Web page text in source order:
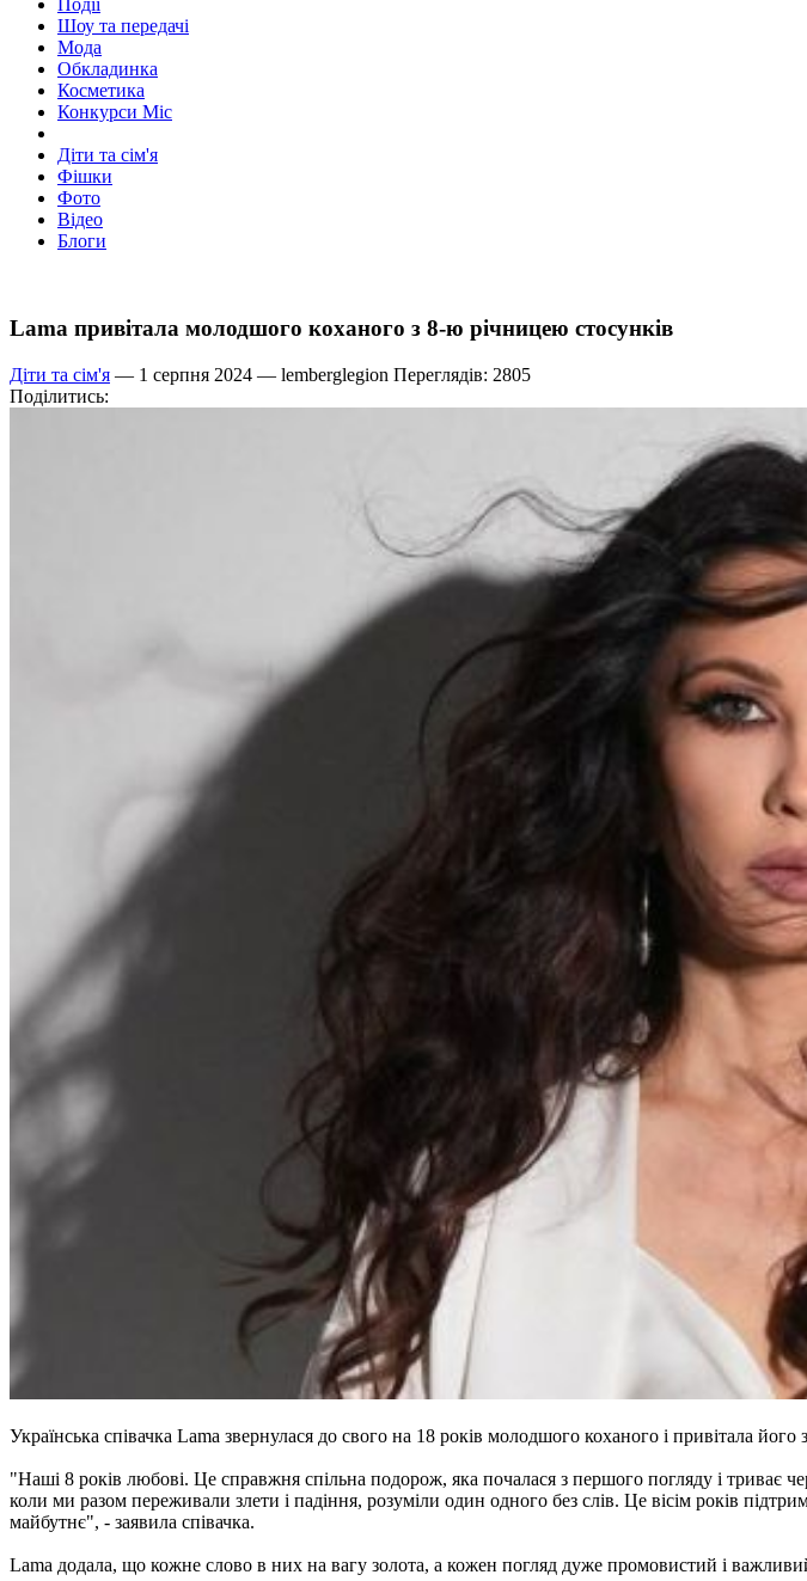
Події
Шоу та передачі
Мода
Обкладинка
Косметика
Конкурси Міс
Діти та сім'я
Фішки
Фото
Відео
Блоги
Lama привітала молодшого коханого з 8-ю річницею стосунків
Діти та сім'я — 1 серпня 2024 — lemberglegion Переглядів: 2805
Поділитись:
Українська співачка Lama звернулася до свого на 18 років молодшого коханого і привітала
"Наші 8 років любові. Це справжня спільна подорож, яка почалася з першого погляду і триває
коли ми разом переживали злети і падіння, розуміли один одного без слів. Це вісім років
майбутнє", - заявила співачка.
Lama додала, що кожне слово в них на вагу золота, а кожен погляд дуже промовистий і